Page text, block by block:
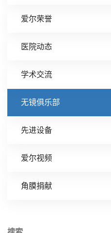
爱尔荣誉
医院动态
学术交流
无镜俱乐部
先进设备
爱尔视频
角膜捐献